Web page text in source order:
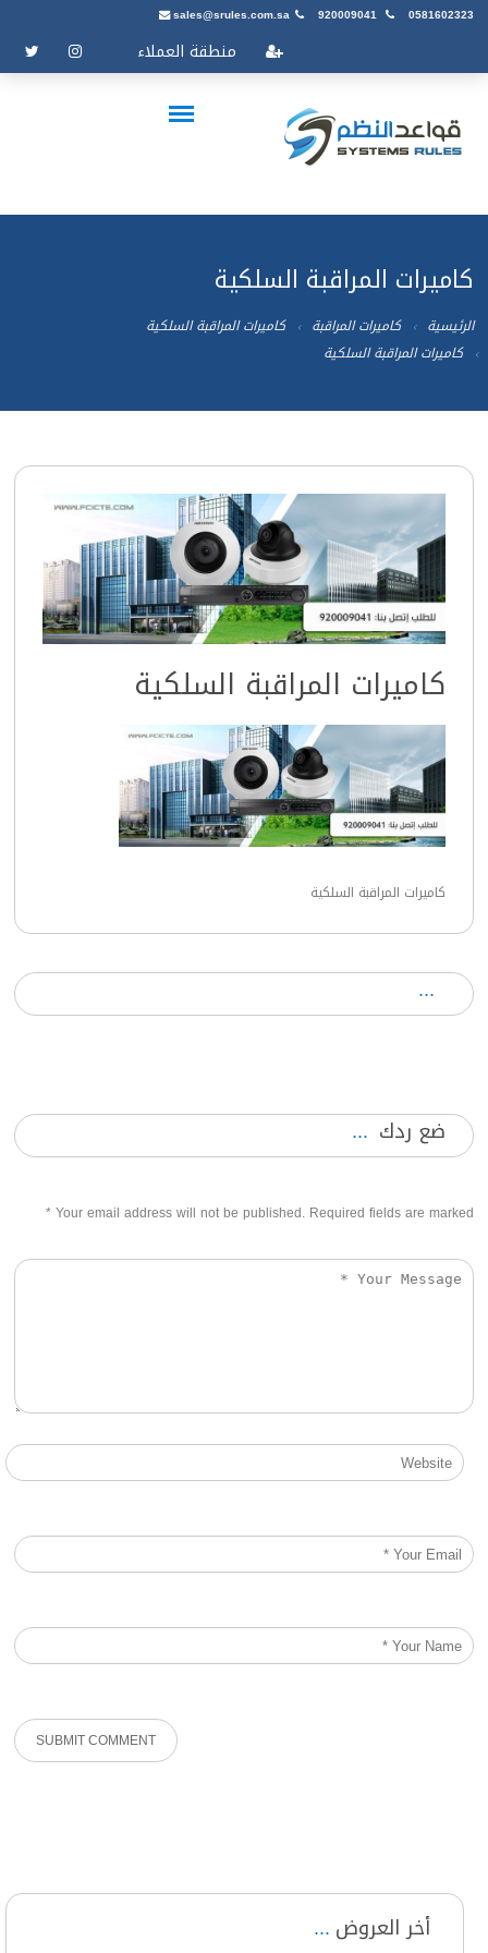
sales@srules.com.sa 920009041 0581602323
منطقة العملاء
كاميرات المراقبة السلكية
الرئيسية كاميرات المراقبة
كاميرات المراقبة السلكية
كاميرات المراقبة السلكية
كاميرات المراقبة السلكية
كاميرات المراقبة السلكية
ضع ردك
Your email address will not be published. Required fields are marked
*
أخر العروض